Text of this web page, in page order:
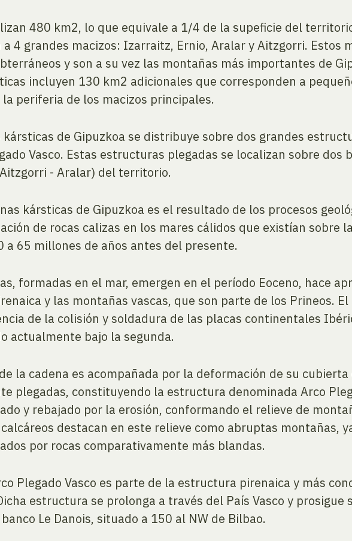
480 km2, lo que equivale a 1/4 de la supeficie del
4 grandes macizos: Izarraitz, Ernio, Aralar y Aitzgorri. Estos
y son a su vez las montañas más importantes de
incluyen 130 km2 adicionales que corresponden a
periferia de los macizos principales.
kársticas de Gipuzkoa se distribuye sobre dos grandes
Vasco. Estas estructuras plegadas se localizan sobre
- Aralar) del territorio.
kársticas de Gipuzkoa es el resultado de los procesos
de rocas calizas en los mares cálidos que existían sobre
a 65 millones de años antes del presente.
formadas en el mar, emergen en el período Eoceno, hace
y las montañas vascas, que son parte de los Prineos.
de la colisión y soldadura de las placas continentales
actualmente bajo la segunda.
la cadena es acompañada por la deformación de su
plegadas, constituyendo la estructura denominada Arco
y rebajado por la erosión, conformando el relieve de
destacan en este relieve como abruptas montañas,
por rocas comparativamente más blandas.
Plegado Vasco es parte de la estructura pirenaica y más
estructura se prolonga a través del País Vasco y
Le Danois, situado a 150 al NW de Bilbao.